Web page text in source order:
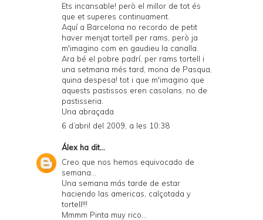
Ets incansable! però el millor de tot és
que et superes continuament.
Aquí a Barcelona no recordo de petit
haver menjat tortell per rams, però ja
m'imagino com en gaudieu la canalla.
Ara bé el pobre padrí, per rams tortell i
una setmana més tard, mona de Pasqua,
quina despesa! tot i que m'imagino que
aquests pastissos eren casolans, no de
pastisseria.
Una abraçada
6 d’abril del 2009, a les 10:38
Álexha dit...
Creo que nos hemos equivocado de
semana...
Una semana más tarde de estar
haciendo las americas, calçotada y
tortell!!!
Mmmm Pinta muy rico...